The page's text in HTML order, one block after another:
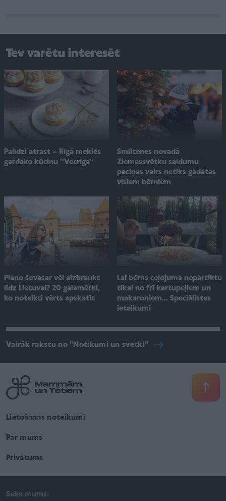
Tev varētu interesēt
Palīdzi atrast – Rīgā meklēs
gardāko kūciņu ''Vecrīga''
Smiltenes novadā
Ziemassvētku saldumu
paciņas vairs netiks gādātas
visiem bērniem
Plāno šovasar vēl aizbraukt
līdz Lietuvai? 20 galamērķi,
ko noteikti vērts apskatīt
Lai bērns ceļojumā nepārtiktu
tikai no frī kartupeļiem un
makaroniem... Speciālistes
ieteikumi
Vairāk rakstu no "Notikumi un svētki"
Lietošanas noteikumi
Par mums
Privātums
Seko mums: